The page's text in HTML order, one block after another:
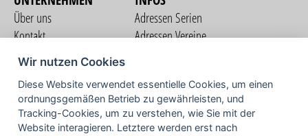
Über uns
Kontakt
Nutzungsbedingungen
Datenschutzerklärung
Impressum
Adressen Serien
Adressen Vereine
COMMUNITY
Wir nutzen Cookies
Diese Website verwendet essentielle Cookies, um einen
ordnungsgemäßen Betrieb zu gewährleisten, und
Tracking-Cookies, um zu verstehen, wie Sie mit der
Website interagieren. Letztere werden erst nach